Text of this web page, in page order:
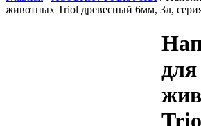
животных Triol древесный 6мм, 3л,